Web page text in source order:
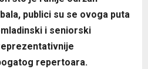
publici su se ovoga puta
i seniorski
repertoara.